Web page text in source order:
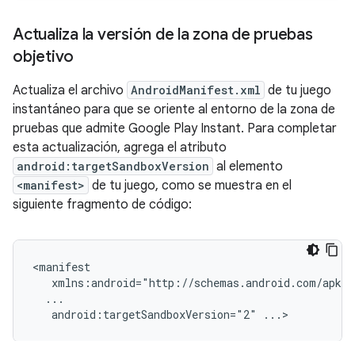
Actualiza la versión de la zona de pruebas
objetivo
Actualiza el archivo AndroidManifest.xml de tu juego
instantáneo para que se oriente al entorno de la zona de
pruebas que admite Google Play Instant. Para completar
esta actualización, agrega el atributo
android:targetSandboxVersion al elemento
<manifest> de tu juego, como se muestra en el
siguiente fragmento de código:
android:targetSandboxVersion="2"